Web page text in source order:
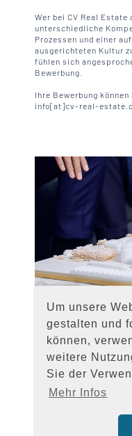
Um unsere
gestalten und
können,
weitere
Sie der
Mehr Infos
Wer bei CV Real
unterschiedliche
Prozessen und einer
ausgerichteten Kultur
fühlen sich
Bewerbung.
Ihre Bewerbung
info[at]cv-real-